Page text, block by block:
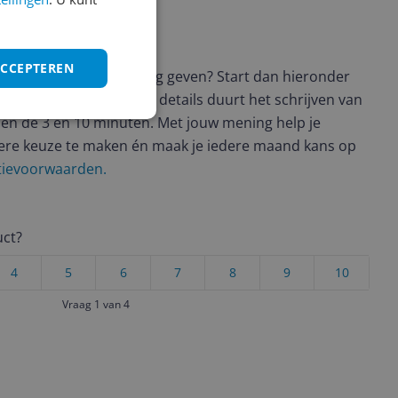
geschreven
wil je graag je mening geven? Start dan hieronder
Afhankelijk van de details duurt het schrijven van
de 3 en 10 minuten. Met jouw mening help je
keuze te maken én maak je iedere maand kans op
10
9
8
7
6
5
4
Vraag 1 van 4